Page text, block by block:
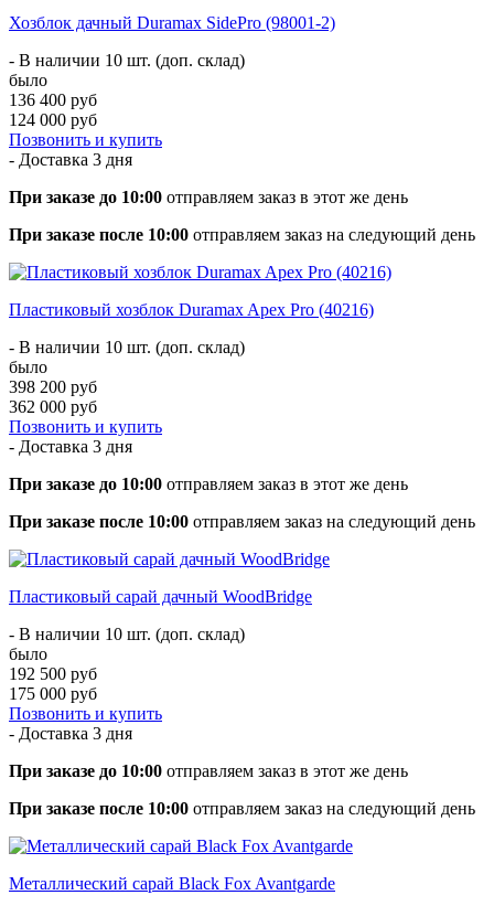
Хозблок дачный Duramax SidePro (98001-2)
- В наличии 10 шт. (доп. склад)
было
136 400 руб
124 000 руб
Позвонить и купить
- Доставка 3 дня
При заказе до 10:00 отправляем заказ в этот же день
При заказе после 10:00 отправляем заказ на следующий день
Пластиковый хозблок Duramax Apex Pro (40216)
- В наличии 10 шт. (доп. склад)
было
398 200 руб
362 000 руб
Позвонить и купить
- Доставка 3 дня
При заказе до 10:00 отправляем заказ в этот же день
При заказе после 10:00 отправляем заказ на следующий день
Пластиковый сарай дачный WoodBridge
- В наличии 10 шт. (доп. склад)
было
192 500 руб
175 000 руб
Позвонить и купить
- Доставка 3 дня
При заказе до 10:00 отправляем заказ в этот же день
При заказе после 10:00 отправляем заказ на следующий день
Металлический сарай Black Fox Avantgarde